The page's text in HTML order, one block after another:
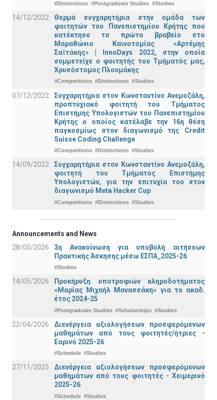
#Distinctions #Postgraduate Studies #Studies
14/12/2022
Θερμά συγχαρητήρια στην ομάδα των
φοιτητών του Πανεπιστημίου Κρήτης που
κατέκτησε το πρώτο βραβείο στο
Μαραθώνιο Καινοτομίας «Αρτέμης
Σαϊτάκης» | InnoDays 2022, στην οποία
συμμετείχε ο φοιτητής του Τμήματός μας,
Χρυσόστομος Πλουμάκης
#Competitions #Distinctions #Studies
07/12/2022
Συγχαρητήρια στον Κωνσταντίνο Ανεμοζάλη,
προπτυχιακό φοιτητή του Τμήματος
Επιστήμης Υπολογιστών του Πανεπιστημίου
Κρήτης ο οποίος κατέλαβε την 16η θέση
παγκοσμίως στον διαγωνισμό της Credit
Suisse Coding Challenge
#Competitions #Distinctions #Studies
14/09/2022
Συγχαρητήρια στον Κωνσταντίνο Ανεμοζάλη,
φοιτητή του Τμήματος Επιστήμης
Υπολογιστών, για την επιτυχία του στον
διαγωνισμό Meta Hacker Cup
#Competitions #Distinctions #Studies
Announcements and News
28/05/2026
3η Ανακοίνωση για υποβολή αιτήσεων
Πρακτικής Άσκησης μέσω ΕΣΠΑ_2025-26
#Studies
14/05/2026
Προκήρυξη υποτροφιών κληροδοτήματος
«Μαρίας Μιχαήλ Μανασσάκη» για το ακαδ.
έτος 2024-25
#Postgraduate Studies #Scholarships #Studies
22/04/2026
Διενέργεια αξιολογήσεων προσφερόμενων
μαθημάτων από τους φοιτητές/ήτριες -
Εαρινό 2025-26
#Schedule #Studies
27/11/2025
Διενέργεια αξιολογήσεων προσφερόμενων
μαθημάτων από τους φοιτητές - Χειμερινό
2025-26
#Schedule #Studies